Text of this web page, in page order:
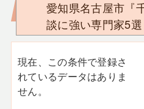
愛知県名古屋市『
談に強い専門家5選
現在、この条件で登録さ
れているデータはありま
せん。